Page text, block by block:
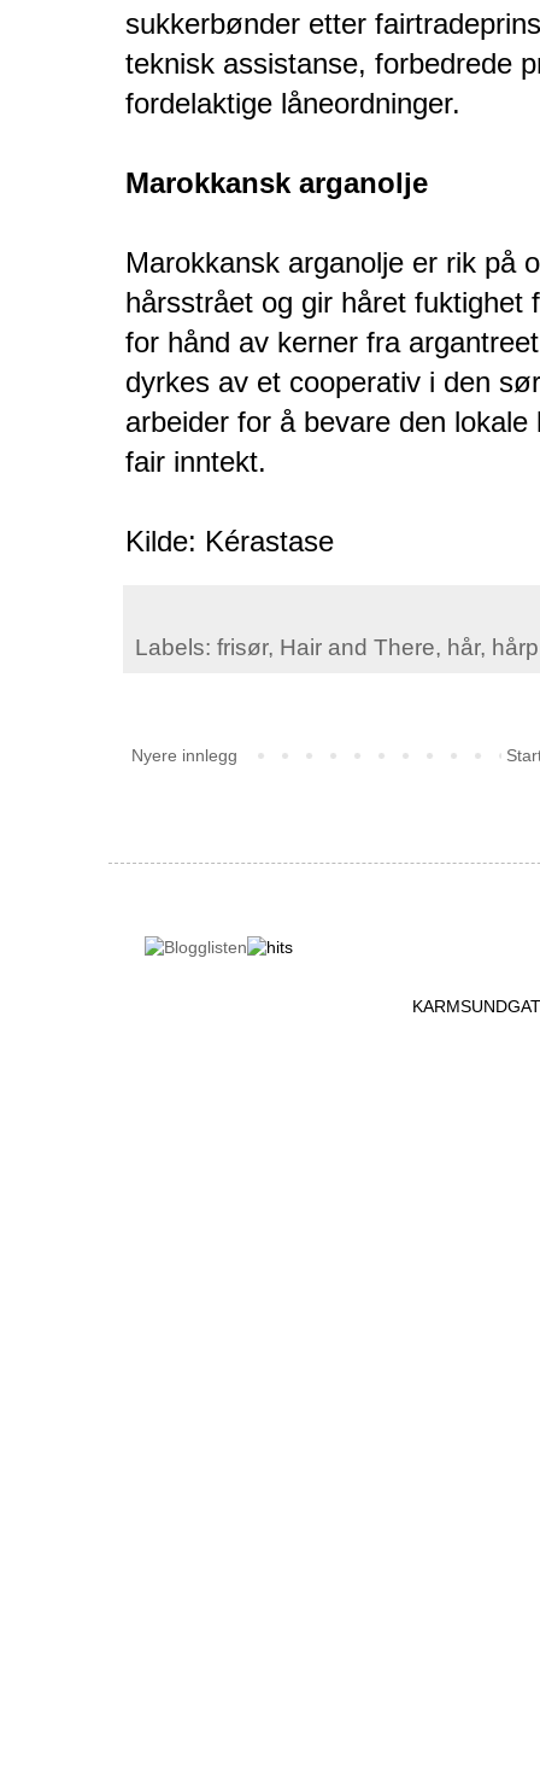
sukkerbønder etter
teknisk assistanse, forbedrede
fordelaktige låneordninger.
Marokkansk arganolje
Marokkansk arganolje er rik på
hårsstrået og gir håret fuktighet
for hånd av kerner fra
dyrkes av et cooperativ i den
arbeider for å bevare den
fair inntekt.
Kilde: Kérastase
Labels: frisør, Hair and There, hår,
Nyere innlegg